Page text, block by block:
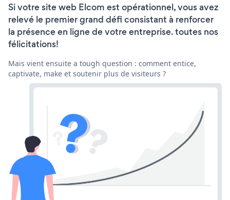
Si votre site web Elcom est opérationnel, vous avez
relevé le premier grand défi consistant à renforcer
la présence en ligne de votre entreprise. toutes nos
félicitations!
Mais vient ensuite a tough question : comment entice,
captivate, make et soutenir plus de visiteurs ?